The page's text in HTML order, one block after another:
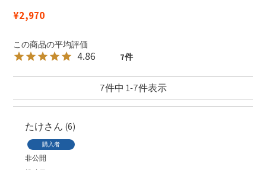
¥2,970
4.86 7
7件中 1-7件表示
たけ 6
購入者
非公開